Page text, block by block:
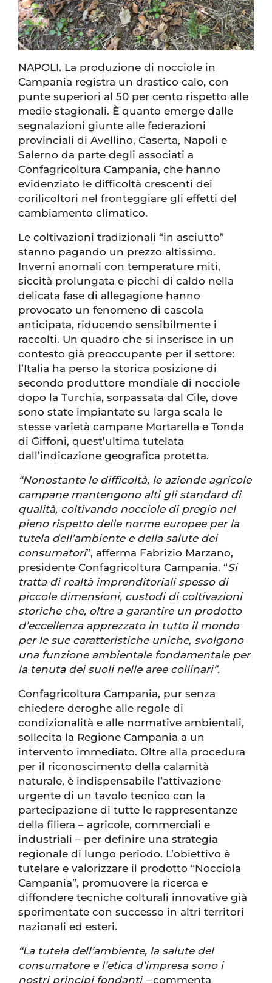
NAPOLI. La produzione di nocciole in
Campania registra un drastico calo, con
punte superiori al 50 per cento rispetto alle
medie stagionali. È quanto emerge dalle
segnalazioni giunte alle federazioni
provinciali di Avellino, Caserta, Napoli e
Salerno da parte degli associati a
Confagricoltura Campania, che hanno
evidenziato le difficoltà crescenti dei
corilicoltori nel fronteggiare gli effetti del
cambiamento climatico.
Le coltivazioni tradizionali “in asciutto”
stanno pagando un prezzo altissimo.
Inverni anomali con temperature miti,
siccità prolungata e picchi di caldo nella
delicata fase di allegagione hanno
provocato un fenomeno di cascola
anticipata, riducendo sensibilmente i
raccolti. Un quadro che si inserisce in un
contesto già preoccupante per il settore:
l’Italia ha perso la storica posizione di
secondo produttore mondiale di nocciole
dopo la Turchia, sorpassata dal Cile, dove
sono state impiantate su larga scala le
stesse varietà campane Mortarella e Tonda
di Giffoni, quest’ultima tutelata
dall’indicazione geografica protetta.
“Nonostante le difficoltà, le aziende agricole
campane mantengono alti gli standard di
qualità, coltivando nocciole di pregio nel
pieno rispetto delle norme europee per la
tutela dell’ambiente e della salute dei
consumatori”, afferma Fabrizio Marzano,
presidente Confagricoltura Campania. “Si
tratta di realtà imprenditoriali spesso di
piccole dimensioni, custodi di coltivazioni
storiche che, oltre a garantire un prodotto
d’eccellenza apprezzato in tutto il mondo
per le sue caratteristiche uniche, svolgono
una funzione ambientale fondamentale per
la tenuta dei suoli nelle aree collinari”.
Confagricoltura Campania, pur senza
chiedere deroghe alle regole di
condizionalità e alle normative ambientali,
sollecita la Regione Campania a un
intervento immediato. Oltre alla procedura
per il riconoscimento della calamità
naturale, è indispensabile l’attivazione
urgente di un tavolo tecnico con la
partecipazione di tutte le rappresentanze
della filiera – agricole, commerciali e
industriali – per definire una strategia
regionale di lungo periodo. L’obiettivo è
tutelare e valorizzare il prodotto “Nocciola
Campania”, promuovere la ricerca e
diffondere tecniche colturali innovative già
sperimentate con successo in altri territori
nazionali ed esteri.
“La tutela dell’ambiente, la salute del
consumatore e l’etica d’impresa sono i
nostri principi fondanti –commenta